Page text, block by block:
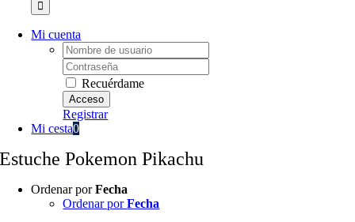
Mi cuenta
Username:
Password:
Recuérdame
Registrar
Mi cesta0
Estuche Pokemon Pikachu
Ordenar porFecha
Ordenar porFecha